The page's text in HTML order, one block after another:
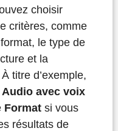
choisir
critères, comme
le type de
et la
titre d’exemple,
Audio avec voix
Formatsi vous
résultats de